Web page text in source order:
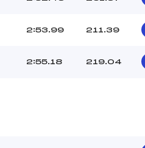
2:53.99 211.39
2:55.18 219.04